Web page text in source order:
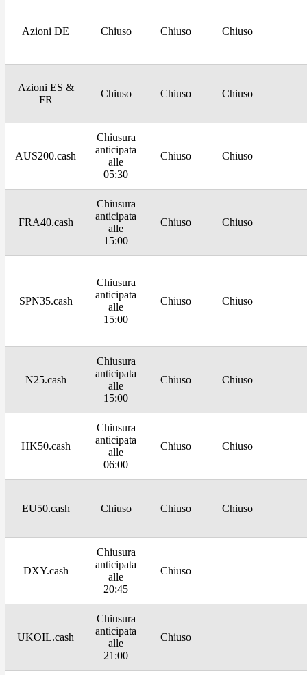
Azioni DE Chiuso Chiuso Chiuso
Azioni ES &
FR
Chiuso Chiuso Chiuso
AUS200.cash
Chiusura
anticipata
alle
05:30
Chiuso Chiuso
FRA40.cash
Chiusura
anticipata
alle
15:00
Chiuso Chiuso
SPN35.cash
Chiusura
anticipata
alle
15:00
Chiuso Chiuso
N25.cash
Chiusura
anticipata
alle
15:00
Chiuso Chiuso
HK50.cash
Chiusura
anticipata
alle
06:00
Chiuso Chiuso
EU50.cash Chiuso Chiuso Chiuso
DXY.cash
Chiusura
anticipata
alle
20:45
Chiuso
UKOIL.cash
Chiusura
anticipata
alle
21:00
Chiuso